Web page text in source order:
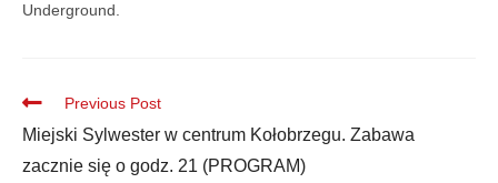
Underground.
Previous Post
Miejski Sylwester w centrum Kołobrzegu. Zabawa
zacznie się o godz. 21 (PROGRAM)